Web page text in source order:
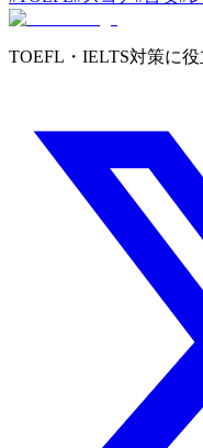
TOEFL・IELTS対策に